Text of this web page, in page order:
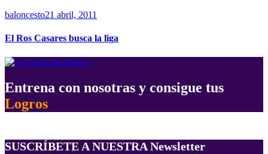
baloncesto21 abril, 2011
El Ros Casares busca la liga
Entrena con nosotras y consigue tus
Logros
SUSCRÍBETE A NUESTRA Newsletter